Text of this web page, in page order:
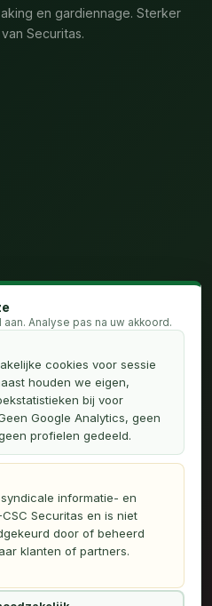
en gardiennage. Sterker
Securitas.
van ACV-
Securitas NV.
Analyse pas na uw akkoord.
cookies voor sessie
houden we eigen,
bij voor
Google Analytics, geen
profielen gedeeld.
informatie- en
Securitas en is niet
door of beheerd
klanten of partners.